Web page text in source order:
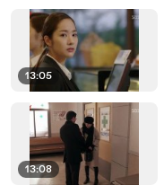
13:05
13:08